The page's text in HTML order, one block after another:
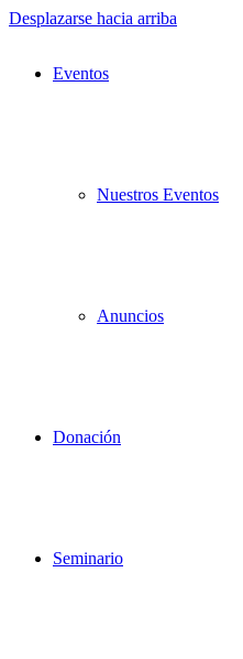
Eventos
Nuestros Eventos
Anuncios
Donación
Seminario
Desplazarse hacia arriba